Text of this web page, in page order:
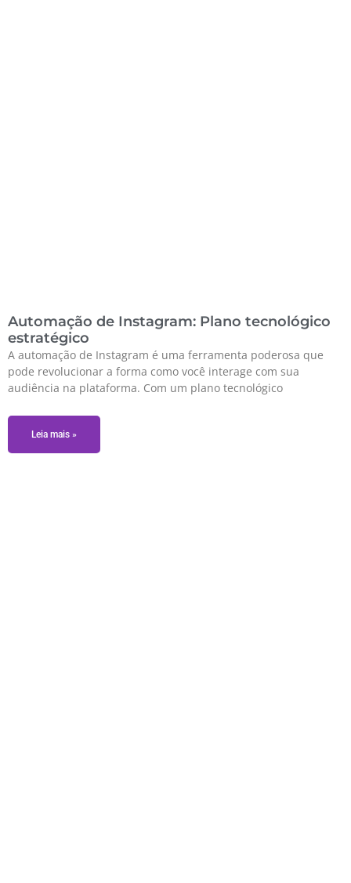
Automação de Instagram: Plano tecnológico
estratégico
A automação de Instagram é uma ferramenta poderosa que
pode revolucionar a forma como você interage com sua
audiência na plataforma. Com um plano tecnológico
Leia mais »